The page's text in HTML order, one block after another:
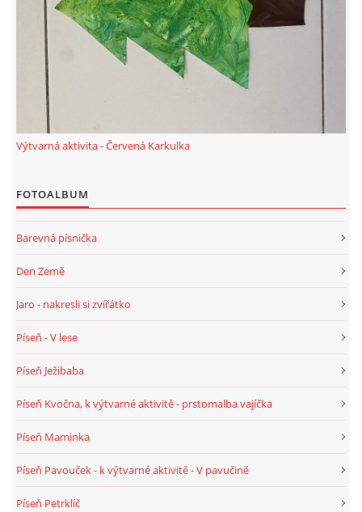
POHYBOVÉ AKTIVITY NA TÉMA LÉTO
PÍSNĚ K TÉMATU PODZIM
BÁSNĚ K TÉMATU PODZIM
BÁSNĚ K TÉMATU ZIMA
VZDĚLÁVACÍ PLÁN OD ZÁŘÍ DO ČERVNA
SMYSLOVÁ AKTIVITA
Výtvarná aktivita - Červená Karkulka
FOTOALBUM
Barevná písnička
Den Země
Jaro - nakresli si zvířátko
Píseň - V lese
Píseň Ježibaba
Píseň Kvočna, k výtvarné aktivitě - prstomalba vajíčka
Píseň Maminka
Píseň Pavouček - k výtvarné aktivitě - V pavučině
Píseň Petrklíč